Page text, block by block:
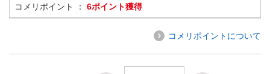
コメリポイント ： 6ポイント獲得
コメリポイントについて